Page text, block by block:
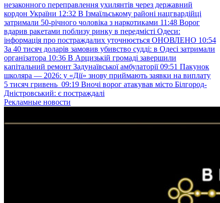
незаконного переправлення ухилянтів через державний
кордон України 12:32 В Ізмаїльському районі нацгвардійці
затримали 50-річного чоловіка з наркотиками 11:48 Ворог
вдарив ракетами поблизу ринку в передмісті Одеси:
інформація про постраждалих уточнюється ОНОВЛЕНО 10:54
За 40 тисяч доларів замовив убивство судді: в Одесі затримали
організатора 10:36 В Арцизькій громаді завершили
капітальний ремонт Задунаївської амбулаторії 09:51 Пакунок
школяра — 2026: у «Дії» знову приймають заявки на виплату
5 тисяч гривень 09:19 Вночі ворог атакував місто Білгород-
Дністровський: є постраждалі
Рекламные новости